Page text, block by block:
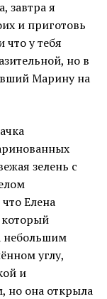
завтра я
и приготовь
у тебя
но в
Марину на
зелень с
Елена
который
небольшим
углу,
и
но она открыла